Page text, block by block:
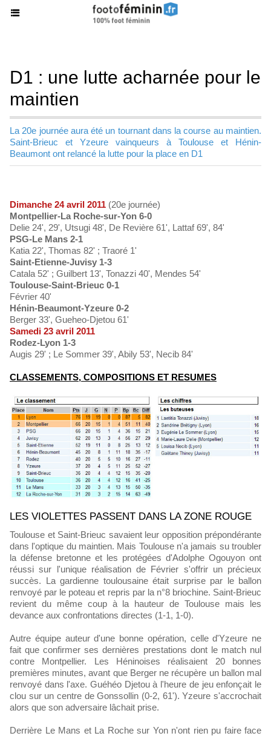
D1 : une lutte acharnée pour le
maintien
La 20e journée aura été un tournant dans la course au maintien.
Saint-Brieuc et Yzeure vainqueurs à Toulouse et Hénin-
Beaumont ont relancé la lutte pour la place en D1
Dimanche 24 avril 2011 (20e journée)
Montpellier-La Roche-sur-Yon 6-0
Delie 24', 29', Utsugi 48', De Revière 61', Lattaf 69', 84'
PSG-Le Mans 2-1
Katia 22', Thomas 82' ; Traoré 1'
Saint-Etienne-Juvisy 1-3
Catala 52' ; Guilbert 13', Tonazzi 40', Mendes 54'
Toulouse-Saint-Brieuc 0-1
Février 40'
Hénin-Beaumont-Yzeure 0-2
Berger 33', Gueheo-Djetou 61'
Samedi 23 avril 2011
Rodez-Lyon 1-3
Augis 29' ; Le Sommer 39', Abily 53', Necib 84'
CLASSEMENTS, COMPOSITIONS ET RESUMES
LES VIOLETTES PASSENT DANS LA ZONE ROUGE
Toulouse et Saint-Brieuc savaient leur opposition prépondérante
dans l'optique du maintien. Mais Toulouse n'a jamais su troubler
la défense bretonne et les protégées d'Adolphe Ogouyon ont
réussi sur l'unique réalisation de Février s'offrir un précieux
succès. La gardienne toulousaine était surprise par le ballon
renvoyé par le poteau et repris par la n°8 briochine. Saint-Brieuc
revient du même coup à la hauteur de Toulouse mais les
devance aux confrontations directes (1-1, 1-0).
Autre équipe auteur d'une bonne opération, celle d'Yzeure ne
fait que confirmer ses dernières prestations dont le match nul
contre Montpellier. Les Héninoises réalisaient 20 bonnes
premières minutes, avant que Berger ne récupère un ballon mal
renvoyé dans l'axe. Guéhéo Djetou à l'heure de jeu enfonçait le
clou sur un centre de Gonssollin (0-2, 61'). Yzeure s'accrochait
alors que son adversaire lâchait prise.
Derrière Le Mans et La Roche sur Yon n'ont rien pu faire face